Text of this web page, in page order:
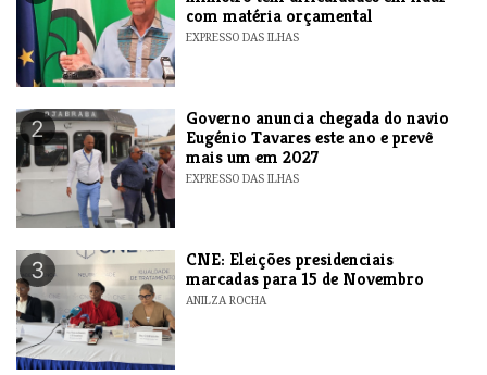
com matéria orçamental
EXPRESSO DAS ILHAS
2
Governo anuncia chegada do navio
Eugénio Tavares este ano e prevê
mais um em 2027
EXPRESSO DAS ILHAS
3
CNE: Eleições presidenciais
marcadas para 15 de Novembro
ANILZA ROCHA